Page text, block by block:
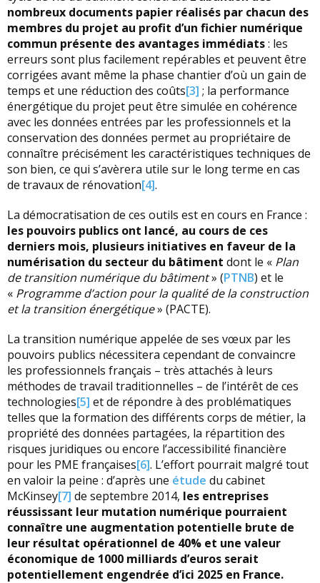
nombreux documents papier réalisés par chacun des
membres du projet au profit d’un fichier numérique
commun présente des avantages immédiats: les
erreurs sont plus facilement repérables et peuvent être
corrigées avant même la phase chantier d’où un gain de
temps et une réduction des coûts[3] ; la performance
énergétique du projet peut être simulée en cohérence
avec les données entrées par les professionnels et la
conservation des données permet au propriétaire de
connaître précisément les caractéristiques techniques de
son bien, ce qui s’avèrera utile sur le long terme en cas
de travaux de rénovation[4].
La démocratisation de ces outils est en cours en France :
les pouvoirs publics ont lancé, au cours de ces
derniers mois, plusieurs initiatives en faveur de la
numérisation du secteur du bâtiment dont le « Plan
de transition numérique du bâtiment» (PTNB) et le
« Programme d’action pour la qualité de la construction
et la transition énergétique» (PACTE).
La transition numérique appelée de ses vœux par les
pouvoirs publics nécessitera cependant de convaincre
les professionnels français – très attachés à leurs
méthodes de travail traditionnelles – de l’intérêt de ces
technologies[5] et de répondre à des problématiques
telles que la formation des différents corps de métier, la
propriété des données partagées, la répartition des
risques juridiques ou encore l’accessibilité financière
pour les PME françaises[6]. L’effort pourrait malgré tout
en valoir la peine : d’après une étude du cabinet
McKinsey[7] de septembre 2014, les entreprises
réussissant leur mutation numérique pourraient
connaître une augmentation potentielle brute de
leur résultat opérationnel de 40% et une valeur
économique de 1000 milliards d’euros serait
potentiellement engendrée d’ici 2025 en France.